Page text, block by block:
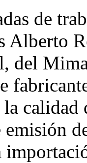
de
Alberto
del
emisión